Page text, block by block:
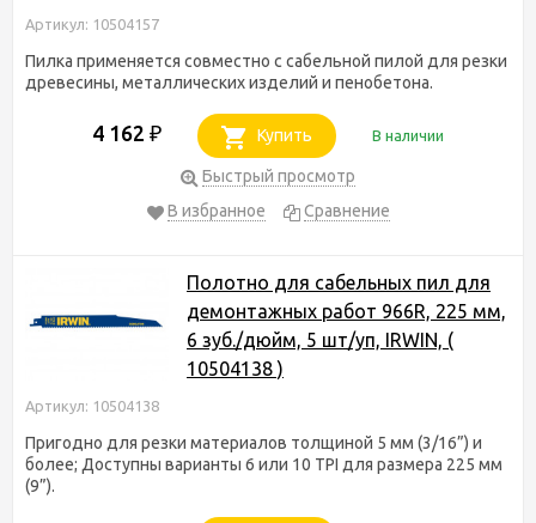
Артикул: 10504157
Пилка применяется совместно с сабельной пилой для резки
древесины, металлических изделий и пенобетона.
4 162 ₽ Купить В наличии
Быстрый просмотр
В избранное
Сравнение
Полотно для сабельных пил для
демонтажных работ 966R, 225 мм,
6 зуб./дюйм, 5 шт/уп, IRWIN, (
10504138 )
Артикул: 10504138
Пригодно для резки материалов толщиной 5 мм (3/16”) и
более; Доступны варианты 6 или 10 TPI для размера 225 мм
(9”).